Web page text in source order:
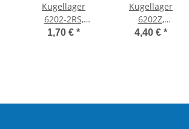
Kugellager
6202-2RS,
Diverse
1,70 € *
Kugellager
6202Z,
Premiumlager
4,40 € *